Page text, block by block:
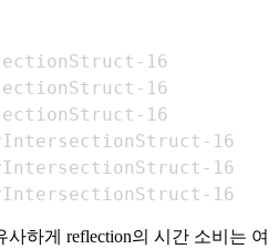
하게 reflection의 시간 소비는 여